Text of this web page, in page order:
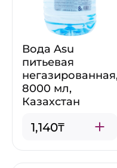
Вода Asu
питьевая
8000 мл,
Казахстан
1,140₸